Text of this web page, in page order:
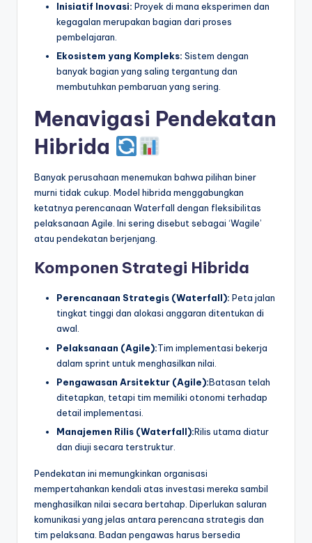
Inisiatif Inovasi: Proyek di mana eksperimen dan
kegagalan merupakan bagian dari proses
pembelajaran.
Ekosistem yang Kompleks: Sistem dengan
banyak bagian yang saling tergantung dan
membutuhkan pembaruan yang sering.
Menavigasi Pendekatan
Hibrida
Banyak perusahaan menemukan bahwa pilihan biner
murni tidak cukup. Model hibrida menggabungkan
ketatnya perencanaan Waterfall dengan fleksibilitas
pelaksanaan Agile. Ini sering disebut sebagai ‘Wagile’
atau pendekatan berjenjang.
Komponen Strategi Hibrida
Perencanaan Strategis (Waterfall): Peta jalan
tingkat tinggi dan alokasi anggaran ditentukan di
awal.
Pelaksanaan (Agile):Tim implementasi bekerja
dalam sprint untuk menghasilkan nilai.
Pengawasan Arsitektur (Agile):Batasan telah
ditetapkan, tetapi tim memiliki otonomi terhadap
detail implementasi.
Manajemen Rilis (Waterfall):Rilis utama diatur
dan diuji secara terstruktur.
Pendekatan ini memungkinkan organisasi
mempertahankan kendali atas investasi mereka sambil
menghasilkan nilai secara bertahap. Diperlukan saluran
komunikasi yang jelas antara perencana strategis dan
tim pelaksana. Badan pengawas harus bersedia